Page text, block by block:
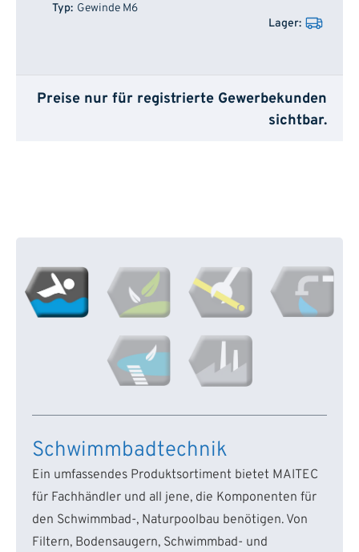
Gewinde M6
Preise nur für registrierte Gewerbekunden
sichtbar.
Schwimmbadtechnik
Ein umfassendes Produktsortiment bietet MAITEC
für Fachhändler und all jene, die Komponenten für
den Schwimmbad-, Naturpoolbau benötigen. Von
Filtern, Bodensaugern, Schwimmbad- und